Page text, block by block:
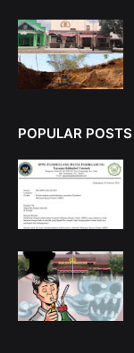
POPULAR POSTS